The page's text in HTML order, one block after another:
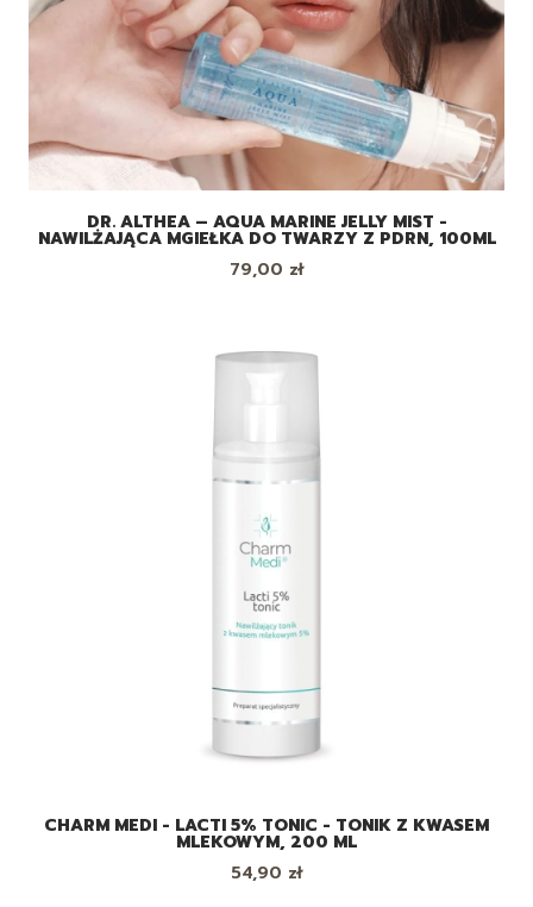
DR. ALTHEA – AQUA MARINE JELLY MIST -
NAWILŻAJĄCA MGIEŁKA DO TWARZY Z PDRN, 100ML
Cena
79,00 zł
CHARM MEDI - LACTI 5% TONIC - TONIK Z KWASEM
MLEKOWYM, 200 ML
Cena
54,90 zł